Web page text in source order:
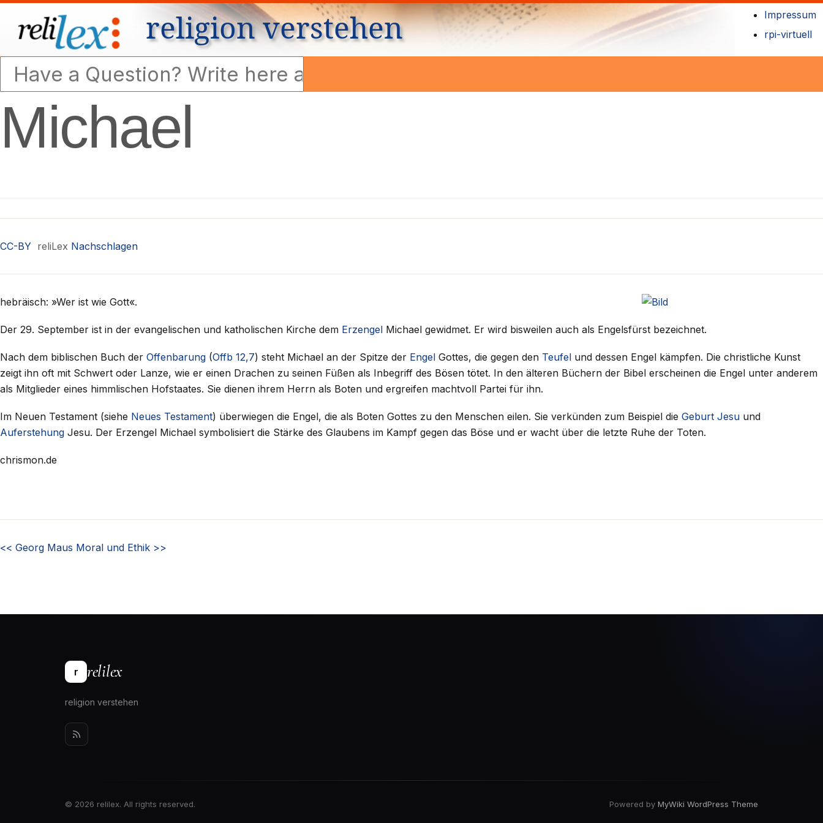
religion verstehen
Impressum
rpi-virtuell
Michael
CC-BY reliLex Nachschlagen
hebräisch: »Wer ist wie Gott«.
Der 29. September ist in der evangelischen und katholischen Kirche dem Erzengel Michael gewidmet. Er wird bisweilen auch als Engelsfürst bezeichnet.
Nach dem biblischen Buch der Offenbarung (Offb 12,7) steht Michael an der Spitze der Engel Gottes, die gegen den Teufel und dessen Engel kämpfen. Die christliche Kunst
zeigt ihn oft mit Schwert oder Lanze, wie er einen Drachen zu seinen Füßen als Inbegriff des Bösen tötet. In den älteren Büchern der Bibel erscheinen die Engel unter anderem
als Mitglieder eines himmlischen Hofstaates. Sie dienen ihrem Herrn als Boten und ergreifen machtvoll Partei für ihn.
Im Neuen Testament (siehe Neues Testament) überwiegen die Engel, die als Boten Gottes zu den Menschen eilen. Sie verkünden zum Beispiel die Geburt Jesu und
Auferstehung Jesu. Der Erzengel Michael symbolisiert die Stärke des Glaubens im Kampf gegen das Böse und er wacht über die letzte Ruhe der Toten.
chrismon.de
<< Georg Maus Moral und Ethik >>
r relilex
religion verstehen
© 2026 relilex. All rights reserved. Powered by MyWiki WordPress Theme